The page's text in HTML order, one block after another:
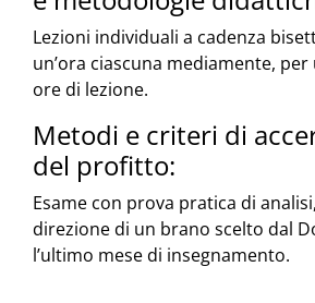
Lezioni individuali a cadenza
un’ora ciascuna mediamente,
ore di lezione.
Metodi e criteri di
del profitto:
Esame con prova pratica di
direzione di un brano scelto dal
l’ultimo mese di insegnamento.